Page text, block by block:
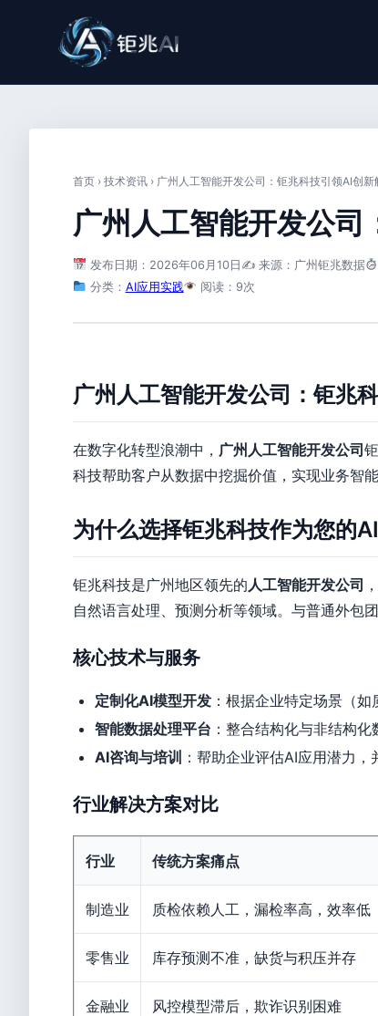
首页 › 技术资讯 › 广州人工智能开发公司：钜兆科技引领AI创新
广州人工智能开发公
发布日期：2026年06月10日 ✍️ 来源：广州钜兆数据
分类： AI应用实践 阅读：9次
广州人工智能开发公司：钜兆
在数字化转型浪潮中， 广州人工智能开发公司
科技帮助客户从数据中挖掘价值，实现业务智
为什么选择钜兆科技作为您的
钜兆科技是广州地区领先的人工智能开发公司
自然语言处理、预测分析等领域。与普通外包
核心技术与服务
定制化AI模型开发 ：根据企业特定场景（
智能数据处理平台 ：整合结构化与非结构
AI咨询与培训 ：帮助企业评估AI应用潜力，
行业解决方案对比
行业 传统方案痛点
制造业 质检依赖人工，漏检率高，效率低
零售业 库存预测不准，缺货与积压并存
金融业 风控模型滞后，欺诈识别困难